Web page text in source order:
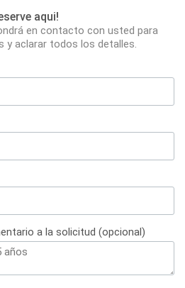
aqui!
en contacto con usted para
y aclarar todos los detalles.
a la solicitud (opcional)